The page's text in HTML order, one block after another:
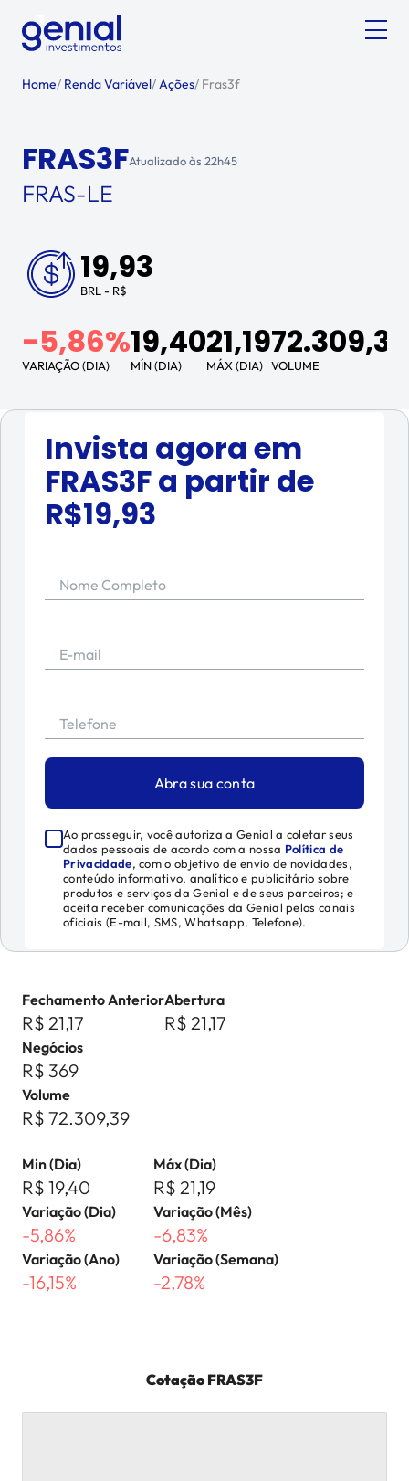
Home/ Renda Variável/Ações/ Fras3f
FRAS3FAtualizado às 22h45
FRAS-LE
19,93
BRL - R$
-5,86%
VARIAÇÃO (DIA)
19,40
MÍN (DIA)
21,19
MÁX (DIA)
72.309,39
VOLUME
Invista agora em
FRAS3Fa partir de
R$19,93
Nome Completo
E-mail
Telefone
Abra sua conta
Ao prosseguir, você autoriza a Genial a coletar seus
dados pessoais de acordo com a nossa Política de
Privacidade, com o objetivo de envio de novidades,
conteúdo informativo, analítico e publicitário sobre
produtos e serviços da Genial e de seus parceiros; e
aceita receber comunicações da Genial pelos canais
oficiais (E-mail, SMS, Whatsapp, Telefone).
Fechamento Anterior
R$ 21,17
Abertura
R$ 21,17
Negócios
R$ 369
Volume
R$ 72.309,39
Min (Dia)
R$ 19,40
Máx (Dia)
R$ 21,19
Variação (Dia)
-5,86%
Variação (Mês)
-6,83%
Variação (Ano)
-16,15%
Variação (Semana)
-2,78%
CotaçãoFRAS3F